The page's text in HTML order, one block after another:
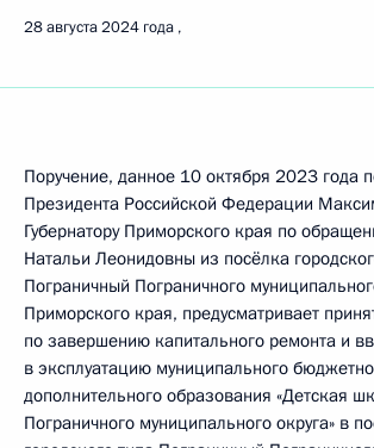
28 августа 2024 года
Поручение, данное 10 октября 2023 года
Президента Российской Федерации
Губернатору Приморского края по
Натальи Леонидовны из посёлка
Пограничный Пограничного
Приморского края, предусматривает
по завершению капитального ремонта и
в эксплуатацию муниципального
дополнительного образования «Детская
Пограничного муниципального округа» в